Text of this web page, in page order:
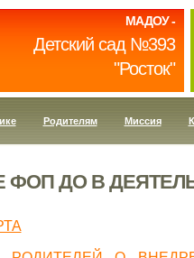
МАДОУ -
Детский сад №393
"Росток"
Родителям Миссия
ФОП ДО В